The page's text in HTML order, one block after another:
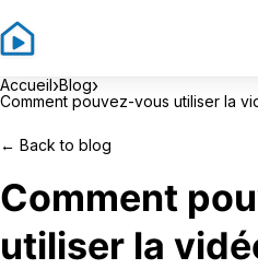
Accueil›Blog›
Comment pouvez-vous utiliser la
← Back to blog
Comment
utiliser la